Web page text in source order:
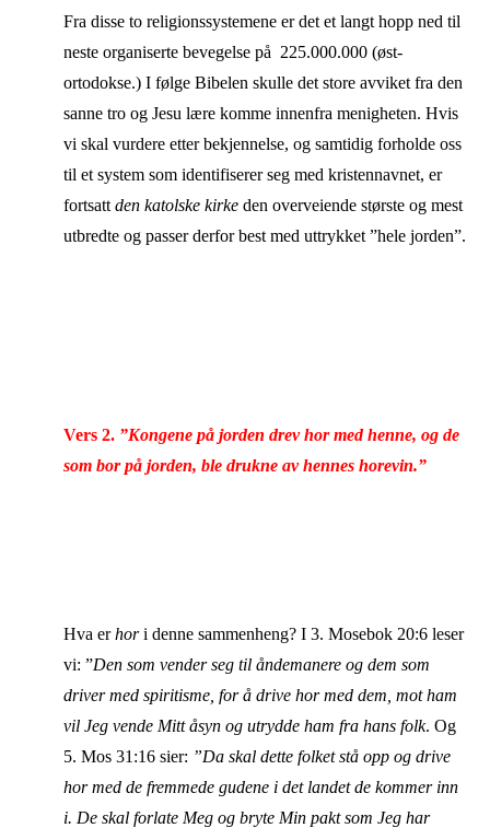
Fra disse to religionssystemene er det et langt hopp ned til
neste organiserte bevegelse på 225.000.000 (øst-
ortodokse.) I følge Bibelen skulle det store avviket fra den
sanne tro og Jesu lære komme innenfra menigheten. Hvis
vi skal vurdere etter bekjennelse, og samtidig forholde oss
til et system som identifiserer seg med kristennavnet, er
fortsatt den katolske kirkeden overveiende største og mest
utbredte og passer derfor best med uttrykket ”hele jorden”.
Vers 2. ”Kongene på jorden drev hor med henne, og de
som bor på jorden, ble drukne av hennes horevin.”
Hva erhori denne sammenheng? I 3. Mosebok 20:6 leser
vi: ”Den som vender seg til åndemanere og dem som
driver med spiritisme, for å drive hor med dem, mot ham
vil Jeg vende Mitt åsyn og utrydde ham fra hans folk. Og
5. Mos 31:16 sier: ”Da skal dette folket stå opp og drive
hor med de fremmede gudene i det landet de kommer inn
i. De skal forlate Meg og bryte Min pakt som Jeg har